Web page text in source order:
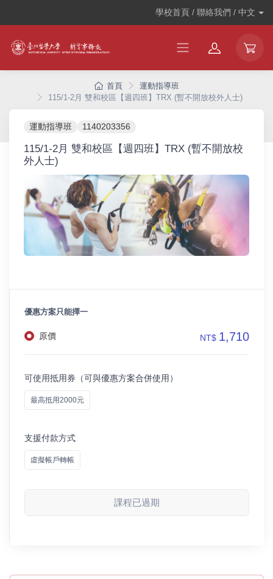
學校首頁 / 聯絡我們 /中文
首頁
運動指導班
115/1-2月 雙和校區【週四班】TRX (暫不開放校外人士)
運動指導班 1140203356
115/1-2月 雙和校區【週四班】TRX (暫不開放校
外人士)
優惠方案只能擇一
原價 NT$ 1,710
可使用抵用券（可與優惠方案合併使用）
最高抵用2000元
支援付款方式
虛擬帳戶轉帳
課程已過期